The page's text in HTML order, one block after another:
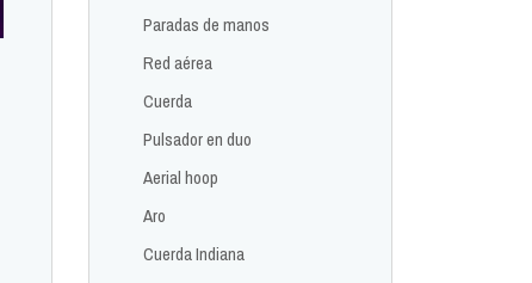
Paradas de manos
Red aérea
Cuerda
Pulsador en duo
Aerial hoop
Aro
Cuerda Indiana